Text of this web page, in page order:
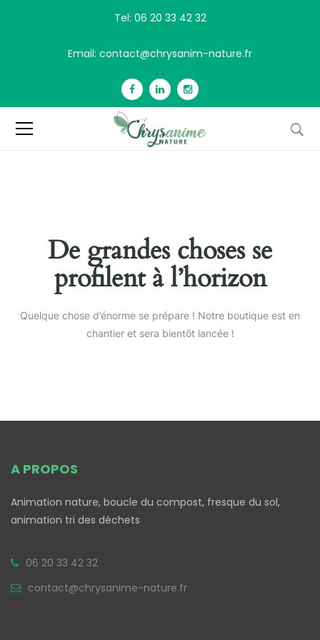
Tel: 06 20 33 42 32
Email: contact@chrysanim-nature.fr
De grandes choses se
profilent à l’horizon
Quelque chose d’énorme se prépare ! Notre boutique est en
chantier et sera bientôt lancée !
A PROPOS
Animation nature, boucle du compost, fresque du sol,
animation tri des déchets
06 20 33 42 32
contact@chrysanime-nature.fr